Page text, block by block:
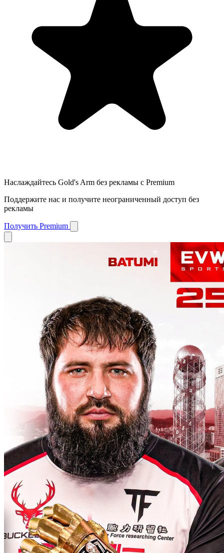
Наслаждайтесь Gold's Arm без рекламы с Premium
Поддержите нас и получите неограниченный доступ без
рекламы
Получить Premium